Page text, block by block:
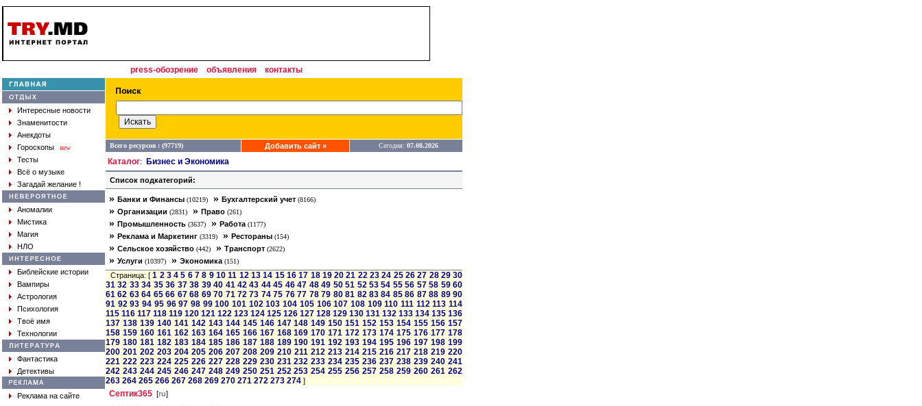
press-обозрение объявления контакты
Интересные новости
Знаменитости
Анекдоты
Гороскопы
new
Тесты
Всё о музыке
Загадай желание !
Аномалии
Мистика
Магия
НЛО
Библейские истории
Вампиры
Астрология
Психология
Твоё имя
Технологии
Фантастика
Детективы
Реклама на сайте
Всего ресурсов : (97719) Добавить сайт » Сегодня: 07.08.2026
Каталог: Бизнес и Экономика
Список подкатегорий:
» Банки и Финансы (10219) » Бухгалтерский учет (8166)
» Организации (2831) » Право (261)
» Промышленность (3637) » Работа (1177)
» Реклама и Маркетинг (3319) » Рестораны (154)
» Сельское хозяйство (442) » Транспорт (2622)
» Услуги (10397) » Экономика (151)
Страница: [1 2 3 4 5 6 7 8 9 10 11 12 13 14 15 16 17 18 19 20 21 22 23 24 25 26 27 28 29 30
31 32 33 34 35 36 37 38 39 40 41 42 43 44 45 46 47 48 49 50 51 52 53 54 55 56 57 58 59 60
61 62 63 64 65 66 67 68 69 70 71 72 73 74 75 76 77 78 79 80 81 82 83 84 85 86 87 88 89 90
91 92 93 94 95 96 97 98 99 100 101 102 103 104 105 106 107 108 109 110 111 112 113 114
115 116 117 118 119 120 121 122 123 124 125 126 127 128 129 130 131 132 133 134 135 136
137 138 139 140 141 142 143 144 145 146 147 148 149 150 151 152 153 154 155 156 157
158 159 160 161 162 163 164 165 166 167 168 169 170 171 172 173 174 175 176 177 178
179 180 181 182 183 184 185 186 187 188 189 190 191 192 193 194 195 196 197 198 199
200 201 202 203 204 205 206 207 208 209 210 211 212 213 214 215 216 217 218 219 220
221 222 223 224 225 226 227 228 229 230 231 232 233 234 235 236 237 238 239 240 241
242 243 244 245 246 247 248 249 250 251 252 253 254 255 256 257 258 259 260 261 262
263 264 265 266 267 268 269 270 271 272 273 274 ]
Септик365 [ru]